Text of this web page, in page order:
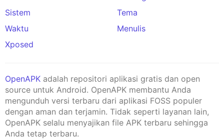
Sistem
Tema
Waktu
Menulis
Xposed
OpenAPK adalah repositori aplikasi gratis dan open
source untuk Android. OpenAPK membantu Anda
mengunduh versi terbaru dari aplikasi FOSS populer
dengan aman dan terjamin. Tidak seperti layanan lain,
OpenAPK selalu menyajikan file APK terbaru sehingga
Anda tetap terbaru.